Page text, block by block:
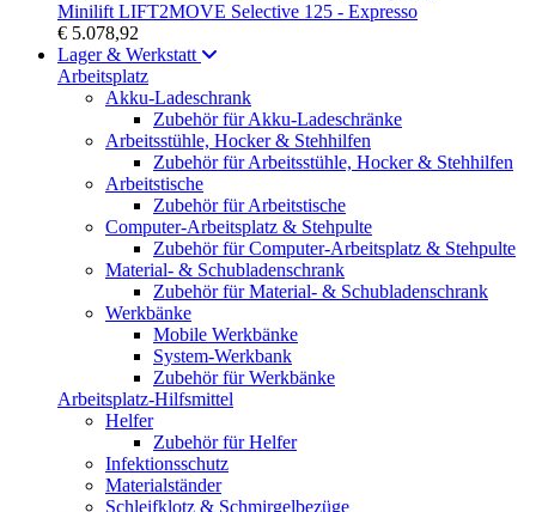
Minilift LIFT2MOVE Selective 125 - Expresso
€ 5.078,92
Lager & Werkstatt
Arbeitsplatz
Akku-Ladeschrank
Zubehör für Akku-Ladeschränke
Arbeitsstühle, Hocker & Stehhilfen
Zubehör für Arbeitsstühle, Hocker & Stehhilfen
Arbeitstische
Zubehör für Arbeitstische
Computer-Arbeitsplatz & Stehpulte
Zubehör für Computer-Arbeitsplatz & Stehpulte
Material- & Schubladenschrank
Zubehör für Material- & Schubladenschrank
Werkbänke
Mobile Werkbänke
System-Werkbank
Zubehör für Werkbänke
Arbeitsplatz-Hilfsmittel
Helfer
Zubehör für Helfer
Infektionsschutz
Materialständer
Schleifklotz & Schmirgelbezüge